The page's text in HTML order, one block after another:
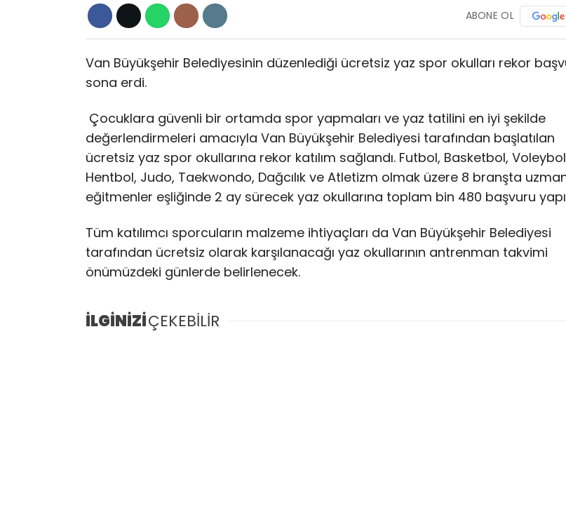
ABONE OL
Van Büyükşehir Belediyesinin düzenlediği ücretsiz yaz spor okulları rekor
sona erdi.
Çocuklara güvenli bir ortamda spor yapmaları ve yaz tatilini en iyi şekilde
değerlendirmeleri amacıyla Van Büyükşehir Belediyesi tarafından başlatılan
ücretsiz yaz spor okullarına rekor katılım sağlandı. Futbol, Basketbol,
Hentbol, Judo, Taekwondo, Dağcılık ve Atletizm olmak üzere 8 branşta
eğitmenler eşliğinde 2 ay sürecek yaz okullarına toplam bin 480 başvuru
Tüm katılımcı sporcuların malzeme ihtiyaçları da Van Büyükşehir Belediyesi
tarafından ücretsiz olarak karşılanacağı yaz okullarının antrenman takvimi
önümüzdeki günlerde belirlenecek.
İLGİNİZİÇEKEBİLİR